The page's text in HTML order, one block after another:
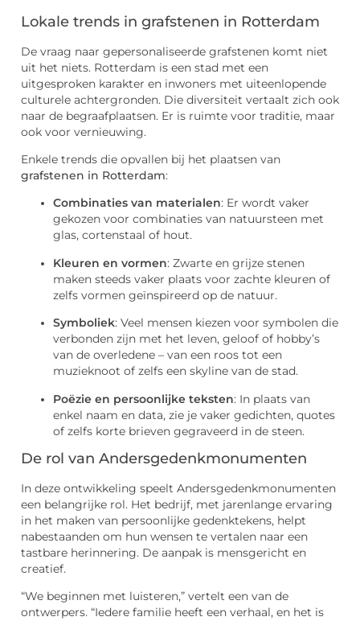
Lokale trends in grafstenen in Rotterdam
De vraag naar gepersonaliseerde grafstenen komt niet
uit het niets. Rotterdam is een stad met een
uitgesproken karakter en inwoners met uiteenlopende
culturele achtergronden. Die diversiteit vertaalt zich ook
naar de begraafplaatsen. Er is ruimte voor traditie, maar
ook voor vernieuwing.
Enkele trends die opvallen bij het plaatsen van
grafstenen in Rotterdam:
Combinaties van materialen: Er wordt vaker
gekozen voor combinaties van natuursteen met
glas, cortenstaal of hout.
Kleuren en vormen: Zwarte en grijze stenen
maken steeds vaker plaats voor zachte kleuren of
zelfs vormen geïnspireerd op de natuur.
Symboliek: Veel mensen kiezen voor symbolen die
verbonden zijn met het leven, geloof of hobby’s
van de overledene – van een roos tot een
muzieknoot of zelfs een skyline van de stad.
Poëzie en persoonlijke teksten: In plaats van
enkel naam en data, zie je vaker gedichten, quotes
of zelfs korte brieven gegraveerd in de steen.
De rol van Andersgedenkmonumenten
In deze ontwikkeling speelt Andersgedenkmonumenten
een belangrijke rol. Het bedrijf, met jarenlange ervaring
in het maken van persoonlijke gedenktekens, helpt
nabestaanden om hun wensen te vertalen naar een
tastbare herinnering. De aanpak is mensgericht en
creatief.
“We beginnen met luisteren,” vertelt een van de
ontwerpers. “Iedere familie heeft een verhaal, en het is